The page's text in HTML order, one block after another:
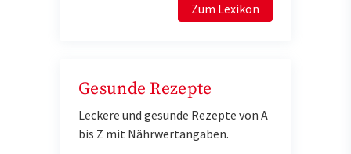
Zum Lexikon
Gesunde Rezepte
Leckere und gesunde Rezepte von A
bis Z mit Nährwertangaben.